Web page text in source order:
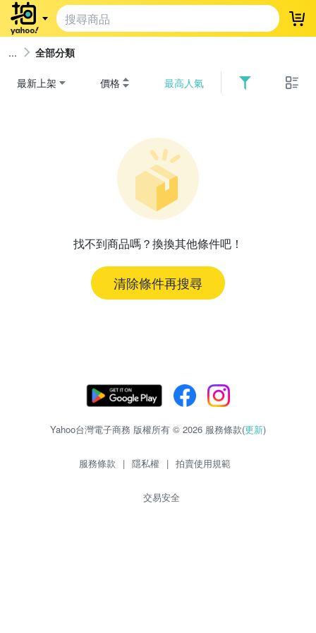
登
全部分類
最新上架 價格 最高人氣
找不到商品嗎？換換其他條件吧！
清除條件再搜尋
Yahoo台灣電子商務 版權所有 © 2026 服務條款(更新)
服務條款 | 隱私權 | 拍賣使用規範
交易安全